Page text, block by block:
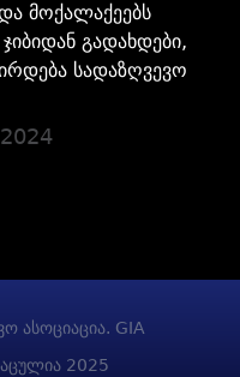
მოქალაქეებს
გადახდები,
სადაზღვევო
ასოციაცია. GIA
2025